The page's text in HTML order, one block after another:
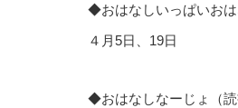
◆おはなしいっぱいお
４月5日、19日
◆おはなしなーじょ（